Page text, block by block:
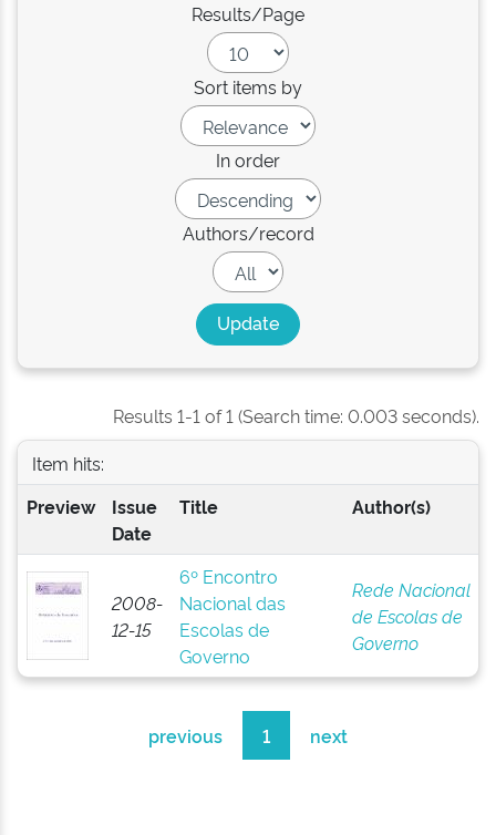
Results/Page
Sort items by
In order
Authors/record
Results 1-1 of 1 (Search time: 0.003 seconds).
Item hits:
Preview
Issue
Date
Title Author(s)
2008-
12-15
6º Encontro
Nacional das
Escolas de
Governo
Rede Nacional
de Escolas de
Governo
previous 1 next